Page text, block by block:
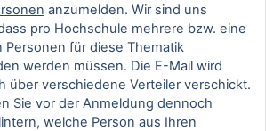
anzumelden. Wir sind uns
pro Hochschule mehrere bzw. eine
Personen für diese Thematik
werden müssen. Die E-Mail wird
über verschiedene Verteiler verschickt.
Sie vor der Anmeldung dennoch
welche Person aus Ihren